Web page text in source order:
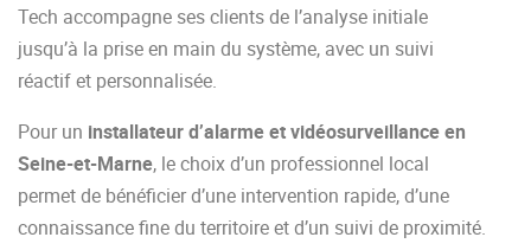
Tech accompagne ses clients de l’analyse initiale
jusqu’à la prise en main du système, avec un suivi
réactif et personnalisée.
Pour un installateur d’alarme et vidéosurveillance en
Seine-et-Marne, le choix d’un professionnel local
permet de bénéficier d’une intervention rapide, d’une
connaissance fine du territoire et d’un suivi de proximité.